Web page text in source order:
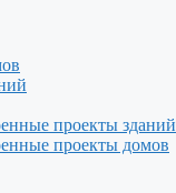
проекты зданий
проекты домов